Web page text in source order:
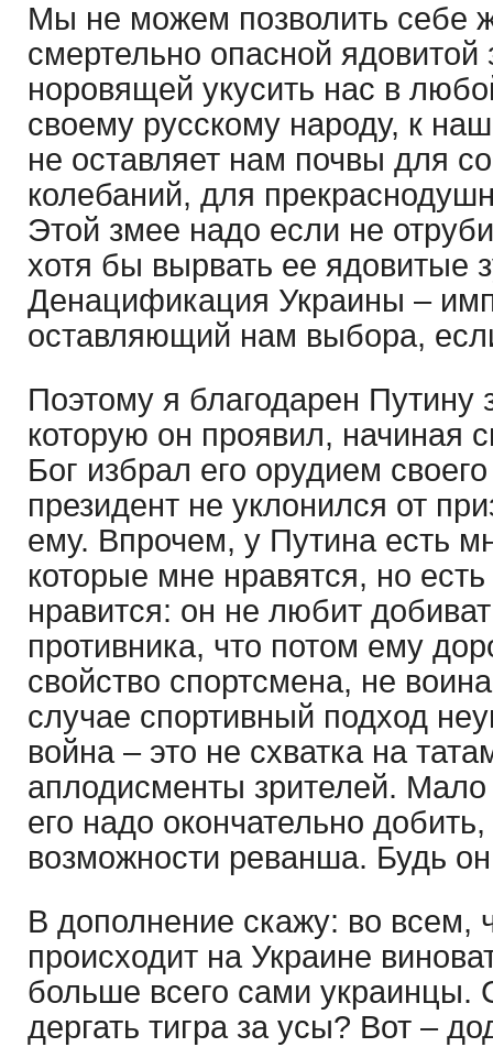
Мы не можем позволить себе
смертельно опасной
норовящей укусить нас в
своему русскому народу, к
не оставляет нам почвы для
колебаний, для
Этой змее надо если не
хотя бы вырвать ее ядовитые
Денацификация Украины –
оставляющий нам выбора,
Поэтому я благодарен Путину
которую он проявил, начиная
Бог избрал его орудием
президент не уклонился от
ему. Впрочем, у Путина есть
которые мне нравятся, но
нравится: он не любит
противника, что потом ему
свойство спортсмена, не
случае спортивный подход
война – это не схватка на
аплодисменты зрителей. Мало
его надо окончательно
возможности реванша. Будь
В дополнение скажу: во всем,
происходит на Украине
больше всего сами украинцы.
дергать тигра за усы? Вот –